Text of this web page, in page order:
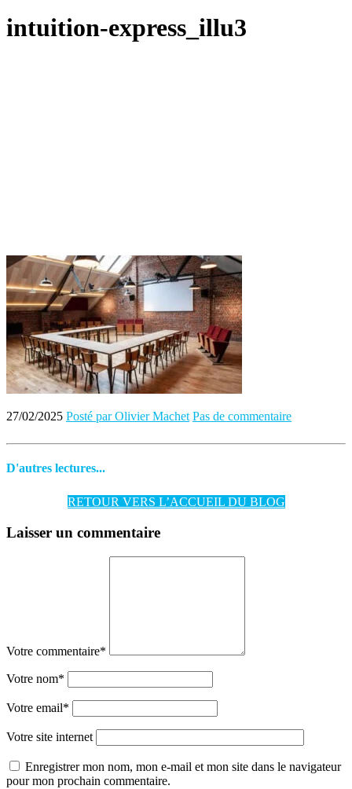
intuition-express_illu3
27/02/2025 Posté par Olivier Machet Pas de commentaire
D'autres lectures...
RETOUR VERS L’ACCUEIL DU BLOG
Laisser un commentaire
Votre commentaire*
Votre nom*
Votre email*
Votre site internet
Enregistrer mon nom, mon e-mail et mon site dans le navigateur
pour mon prochain commentaire.